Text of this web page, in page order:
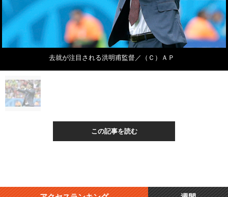
去就が注目される洪明甫監督／（Ｃ）ＡＰ
この記事を読む